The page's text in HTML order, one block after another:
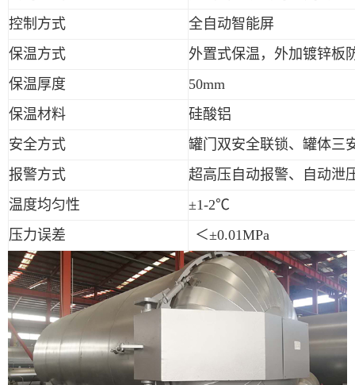
控制方式
全自动智能屏
保温方式
外置式保温，外加镀锌板
保温厚度
50mm
保温材料
硅酸铝
安全方式
罐门双安全联锁、罐体三
报警方式
超高压自动报警、自动泄
温度均匀性
±1-2℃
压力误差
＜±0.01MPa